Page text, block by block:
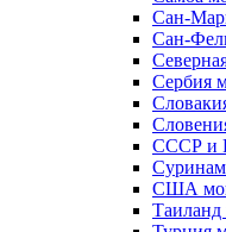
Сан-
Сан-
Сербия
СССР и
США